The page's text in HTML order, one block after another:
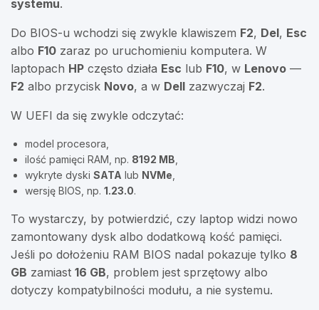
systemu.
Do BIOS-u wchodzi się zwykle klawiszem F2, Del, Esc
albo F10 zaraz po uruchomieniu komputera. W
laptopach HP często działa Esc lub F10, w Lenovo —
F2 albo przycisk Novo, a w Dell zazwyczaj F2.
W UEFI da się zwykle odczytać:
model procesora,
ilość pamięci RAM, np. 8192 MB
wykryte dyski SATA lub NVMe
wersję BIOS, np. 1.23.0.
To wystarczy, by potwierdzić, czy laptop widzi nowo
zamontowany dysk albo dodatkową kość pamięci.
Jeśli po dołożeniu RAM BIOS nadal pokazuje tylko 8
GB zamiast 16 GB, problem jest sprzętowy albo
dotyczy kompatybilności modułu, a nie systemu.